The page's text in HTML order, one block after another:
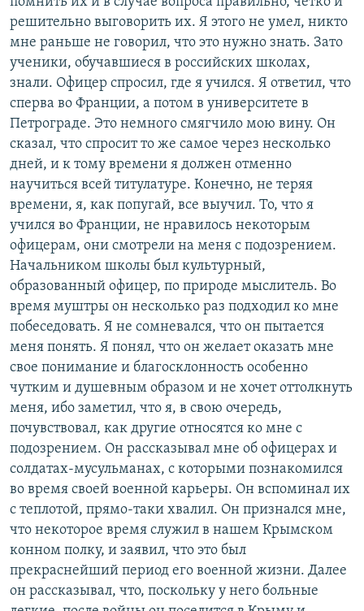
решительно выговорить их. Я этого не умел, никто
мне раньше не говорил, что это нужно знать. Зато
ученики, обучавшиеся в российских школах,
знали. Офицер спросил, где я учился. Я ответил, что
сперва во Франции, а потом в университете в
Петрограде. Это немного смягчило мою вину. Он
сказал, что спросит то же самое через несколько
дней, и к тому времени я должен отменно
научиться всей титулатуре. Конечно, не теряя
времени, я, как попугай, все выучил. То, что я
учился во Франции, не нравилось некоторым
офицерам, они смотрели на меня с подозрением.
Начальником школы был культурный,
образованный офицер, по природе мыслитель. Во
время муштры он несколько раз подходил ко мне
побеседовать. Я не сомневался, что он пытается
меня понять. Я понял, что он желает оказать мне
свое понимание и благосклонность особенно
чутким и душевным образом и не хочет оттолкнуть
меня, ибо заметил, что я, в свою очередь,
почувствовал, как другие относятся ко мне с
подозрением. Он рассказывал мне об офицерах и
солдатах-мусульманах, с которыми познакомился
во время своей военной карьеры. Он вспоминал их
с теплотой, прямо-таки хвалил. Он признался мне,
что некоторое время служил в нашем Крымском
конном полку, и заявил, что это был
прекраснейший период его военной жизни. Далее
он рассказывал, что, поскольку у него больные